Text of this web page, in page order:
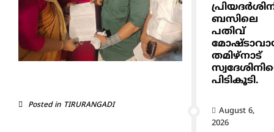
Posted in TIRURANGADI
ബസിലെ
പതിവ്
തമിഴ്നാട്
പിടികൂടി.
August 6,
2026